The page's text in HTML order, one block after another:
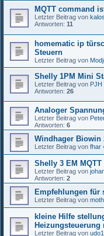
MQTT command
Letzter Beitrag von
Antworten: 11
homematic ip
Steuern
Letzter Beitrag von
Shelly 1PM Mini
Letzter Beitrag von PJH
Antworten: 26
Analoger
Letzter Beitrag von
Antworten: 6
Windhager Biowin
Letzter Beitrag von fhar
Shelly 3 EM MQTT
Letzter Beitrag von
Antworten: 2
Empfehlungen für
Letzter Beitrag von
kleine Hilfe
Letzter Beitrag von